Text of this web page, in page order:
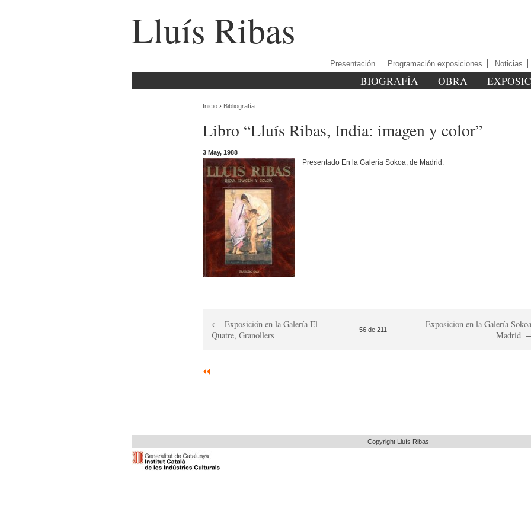
Lluís Ribas
Inicio › Bibliografía
Libro “Lluís Ribas, India: imagen y color”
3 May, 1988
Presentado En la Galería Sokoa, de Madrid.
Exposición en la Galería El
Quatre, Granollers
56 de 211
Exposicion en la Galería
Madrid
Presentación Programación exposiciones Noticias
BIOGRAFÍA OBRA
Copyright Lluís Ribas